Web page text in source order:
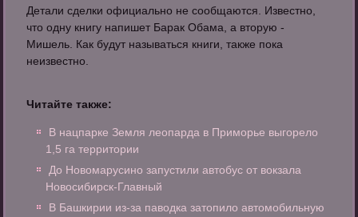
Детали сделки официально не сообщаются. Известно,
что одну книгу напишет Барак Обама, а вторую -
Мишель. Как будут называться книги, также пока
неизвестно.
Читайте также:
В нацпарке Земля леопарда в Приморье выгорело
1,5 га территории
До Новомарусино запустили автобус от вокзала
Новосибирск-Главный
В Башкирии из-за паводка затопило автомобильную